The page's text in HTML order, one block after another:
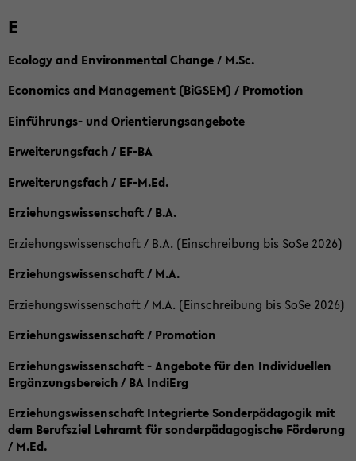
E
Ecology and Environmental Change / M.Sc.
Economics and Management (BiGSEM) / Promotion
Einführungs- und Orientierungsangebote
Erweiterungsfach / EF-BA
Erweiterungsfach / EF-M.Ed.
Erziehungswissenschaft / B.A.
Erziehungswissenschaft / B.A. (Einschreibung bis SoSe 2026)
Erziehungswissenschaft / M.A.
Erziehungswissenschaft / M.A. (Einschreibung bis SoSe 2026)
Erziehungswissenschaft / Promotion
Erziehungswissenschaft - Angebote für den Individuellen
Ergänzungsbereich / BA IndiErg
Erziehungswissenschaft Integrierte Sonderpädagogik mit
dem Berufsziel Lehramt für sonderpädagogische Förderung
/ M.Ed.